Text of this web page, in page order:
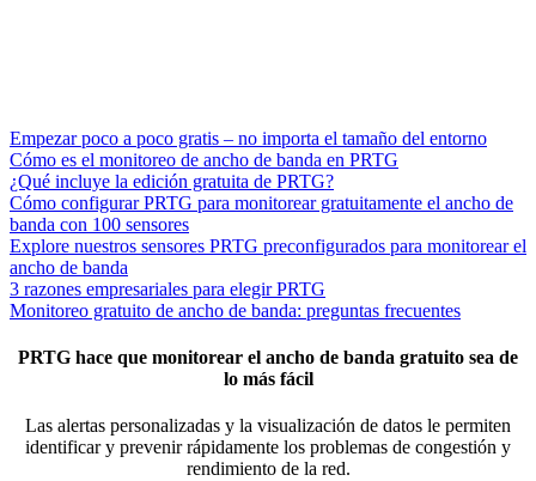
Empezar poco a poco gratis – no importa el tamaño del entorno
Cómo es el monitoreo de ancho de banda en PRTG
¿Qué incluye la edición gratuita de PRTG?
Cómo configurar PRTG para monitorear gratuitamente el ancho de
banda con 100 sensores
Explore nuestros sensores PRTG preconfigurados para monitorear el
ancho de banda
3 razones empresariales para elegir PRTG
Monitoreo gratuito de ancho de banda: preguntas frecuentes
PRTG hace que monitorear el ancho de banda gratuito sea de
lo más fácil
Las alertas personalizadas y la visualización de datos le permiten
identificar y prevenir rápidamente los problemas de congestión y
rendimiento de la red.